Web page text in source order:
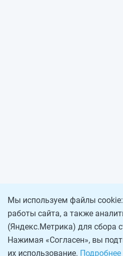
Мы используем файлы
работы сайта, а также
(Яндекс.Метрика) для сбора
Нажимая «Согласен», вы
их использование. Подробнее